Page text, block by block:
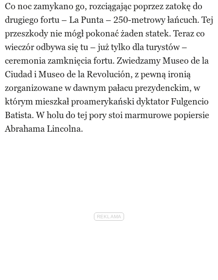
Co noc zamykano go, rozciągając poprzez zatokę do
drugiego fortu – La Punta – 250-metrowy łańcuch. Tej
przeszkody nie mógł pokonać żaden statek. Teraz co
wieczór odbywa się tu – już tylko dla turystów –
ceremonia zamknięcia fortu. Zwiedzamy Museo de la
Ciudad i Museo de la Revolución, z pewną ironią
zorganizowane w dawnym pałacu prezydenckim, w
którym mieszkał proamerykański dyktator Fulgencio
Batista. W holu do tej pory stoi marmurowe popiersie
Abrahama Lincolna.